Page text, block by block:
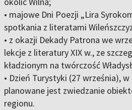
• majowe Dni Poezji „Lira
spotkania z literatami
• z okazji Dekady Patrona we
lekcje z literatury XIX w., ze
kładzionym na twórczość
• Dzień Turystyki (27 września),
planowane jest zwiedzanie
regionu.